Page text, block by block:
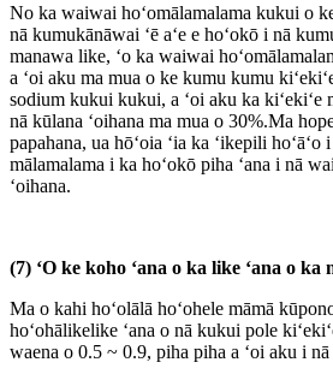
No ka waiwai hoʻomālamalama kukui o
nā kumukānāwai ʻē aʻe e hoʻokō i nā
manawa like, ʻo ka waiwai
a ʻoi aku ma mua o ke kumu kumu
sodium kukui kukui, a ʻoi aku ka kiʻekiʻe
nā kūlana ʻoihana ma mua o 30%.Ma
papahana, ua hōʻoia ʻia ka ʻikepili hoʻāʻo
mālamalama i ka hoʻokō piha ʻana i nā
ʻoihana.
(7) ʻO ke koho ʻana o ka like ʻana o ka
Ma o kahi hoʻolālā hoʻohele māmā
hoʻohālikelike ʻana o nā kukui pole
waena o 0.5 ~ 0.9, piha piha a ʻoi aku i